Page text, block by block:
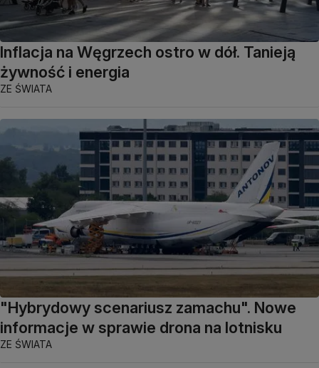
Inflacja na Węgrzech ostro w dół. Tanieją
żywność i energia
ZE ŚWIATA
"Hybrydowy scenariusz zamachu". Nowe
informacje w sprawie drona na lotnisku
ZE ŚWIATA